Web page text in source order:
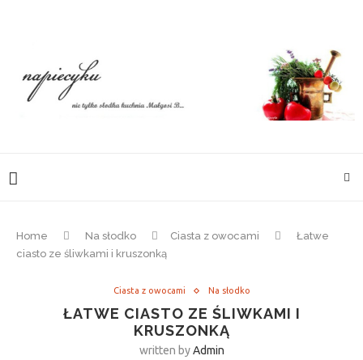
Home Na słodko Ciasta z owocami
Łatwe
ciasto ze śliwkami i kruszonką
Ciasta z owocami Na słodko
ŁATWE CIASTO ZE ŚLIWKAMI I
KRUSZONKĄ
written byAdmin